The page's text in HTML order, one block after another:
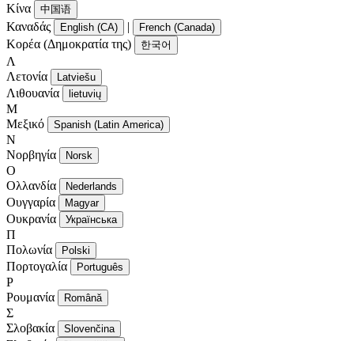
Κίνα
中国语
Καναδάς English (CA) | French (Canada)
Κορέα (Δημοκρατία της) 한국어
Λ
Λετονία
Latviešu
Λιθουανία lietuvių
Μ
Μεξικό
Spanish (Latin America)
Ν
Νορβηγία
Norsk
Ο
Ολλανδία
Nederlands
Ουγγαρία Magyar
Ουκρανία Українська
Π
Πολωνία
Polski
Πορτογαλία Português
Ρ
Ρουμανία
Română
Σ
Σλοβακία
Slovenčina